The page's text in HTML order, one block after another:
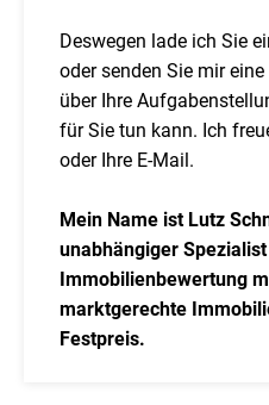
Deswegen lade ich Sie
oder senden Sie mir
über Ihre
für Sie tun kann. Ich
oder Ihre E-Mail.
Mein Name ist Lutz
unabhängiger
Immobilienbewertung
marktgerechte
Festpreis.